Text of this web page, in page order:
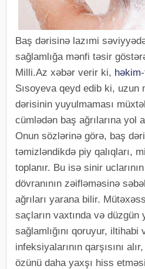
Baş dərisinə lazımi
sağlamlığa mənfi təsir
Milli.Az xəbər verir ki, həkim
Sısoyeva qeyd edib ki, uzun
dərisinin yuyulmaması
cümlədən baş ağrılarına yol
Onun sözlərinə görə, baş
təmizləndikdə piy qalıqları,
toplanır. Bu isə sinir
dövranının zəifləməsinə
ağrıları yarana bilir.
saçların vaxtında və düzgün
sağlamlığını qoruyur, iltihabi
infeksiyalarının qarşısını
özünü daha yaxşı hiss